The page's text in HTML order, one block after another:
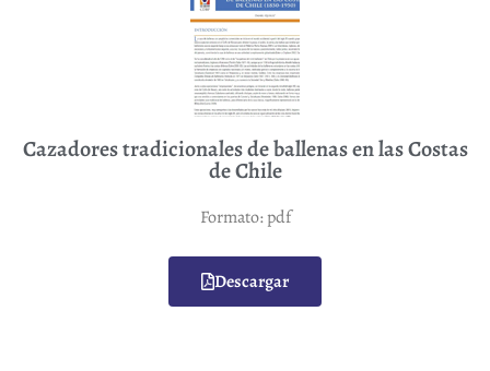
Cazadores tradicionales de ballenas en las Costas
de Chile
Formato: pdf
Descargar